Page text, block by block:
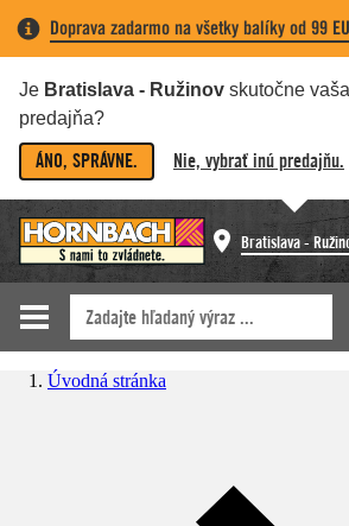
Doprava zadarmo na všetky balíky od 99
Je Bratislava - Ružinov skutočne vaša
predajňa?
ÁNO, SPRÁVNE. Nie, vybrať inú predajňu.
Bratislava -
Úvodná stránka